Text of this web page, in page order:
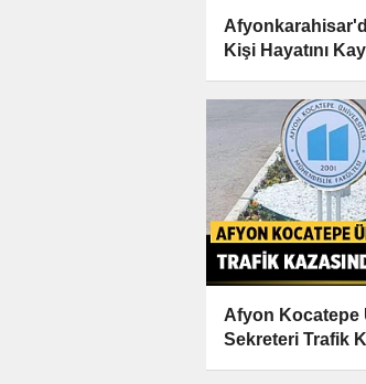
Kişi Hayatını
Afyon Kocatepe
Sekreteri Trafik